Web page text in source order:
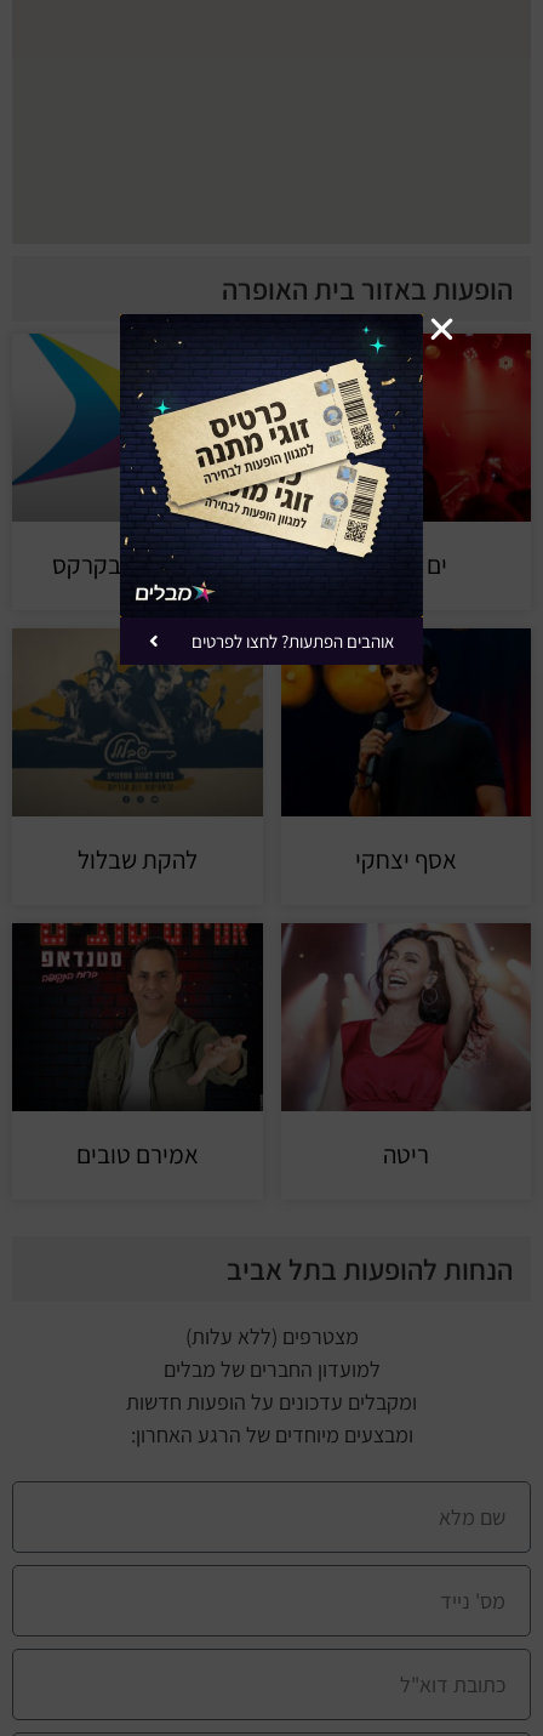
הופעות באזור בית האופרה
ים רפאלי בוטן מתוק בקרקס
אסף יצחקי להקת שבלול
ריטה אמירם טובים
הנחות להופעות בתל אביב
מצטרפים (ללא עלות)
למועדון החברים של מבלים
ומקבלים עדכונים על הופעות חדשות
ומבצעים מיוחדים של הרגע האחרון:
אוהבים הפתעות? לחצו לפרטים